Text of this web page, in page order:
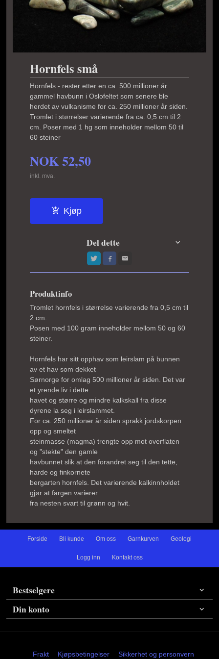
Hornfels små
Hornfels - rester etter en ca. 500 millioner år
gammel havbunn i Oslofeltet som senere ble
herdet av vulkanisme for ca. 250 millioner år siden.
Tromlet i størrelser varierende fra ca. 0,5 cm til 2
cm. Poser med 1 hg som inneholder mellom 50 til
60 steiner
NOK52,50
inkl. mva.
Kjøp
Del dette
Produktinfo
Tromlet hornfels i størrelse varierende fra 0,5 cm til
2 cm.
Posen med 100 gram inneholder mellom 50 og 60
steiner.
Hornfels har sitt opphav som leirslam på bunnen
av et hav som dekket
Sørnorge for omlag 500 millioner år siden. Det var
et yrende liv i dette
havet og større og mindre kalkskall fra disse
dyrene la seg i leirslammet.
For ca. 250 millioner år siden sprakk jordskorpen
opp og smeltet
steinmasse (magma) trengte opp mot overflaten
og "stekte" den gamle
havbunnet slik at den forandret seg til den tette,
harde og finkornete
bergarten hornfels. Det varierende kalkinnholdet
gjør at fargen varierer
fra nesten svart til grønn og hvit.
Forside Bli kunde Om oss Garnkurven Geologi
Logg inn Kontakt oss
Bestselgere
Din konto
Frakt Kjøpsbetingelser Sikkerhet og personvern